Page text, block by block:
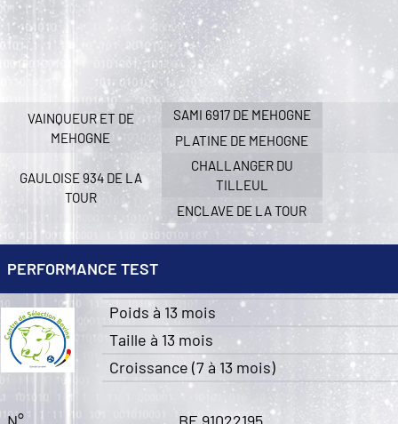
VAINQUEUR ET DE
MEHOGNE
SAMI 6917 DE MEHOGNE
PLATINE DE MEHOGNE
GAULOISE 934 DE LA
TOUR
CHALLANGER DU
TILLEUL
ENCLAVE DE LA TOUR
PERFORMANCE TEST
Poids à 13 mois
Taille à 13 mois
Croissance (7 à 13 mois)